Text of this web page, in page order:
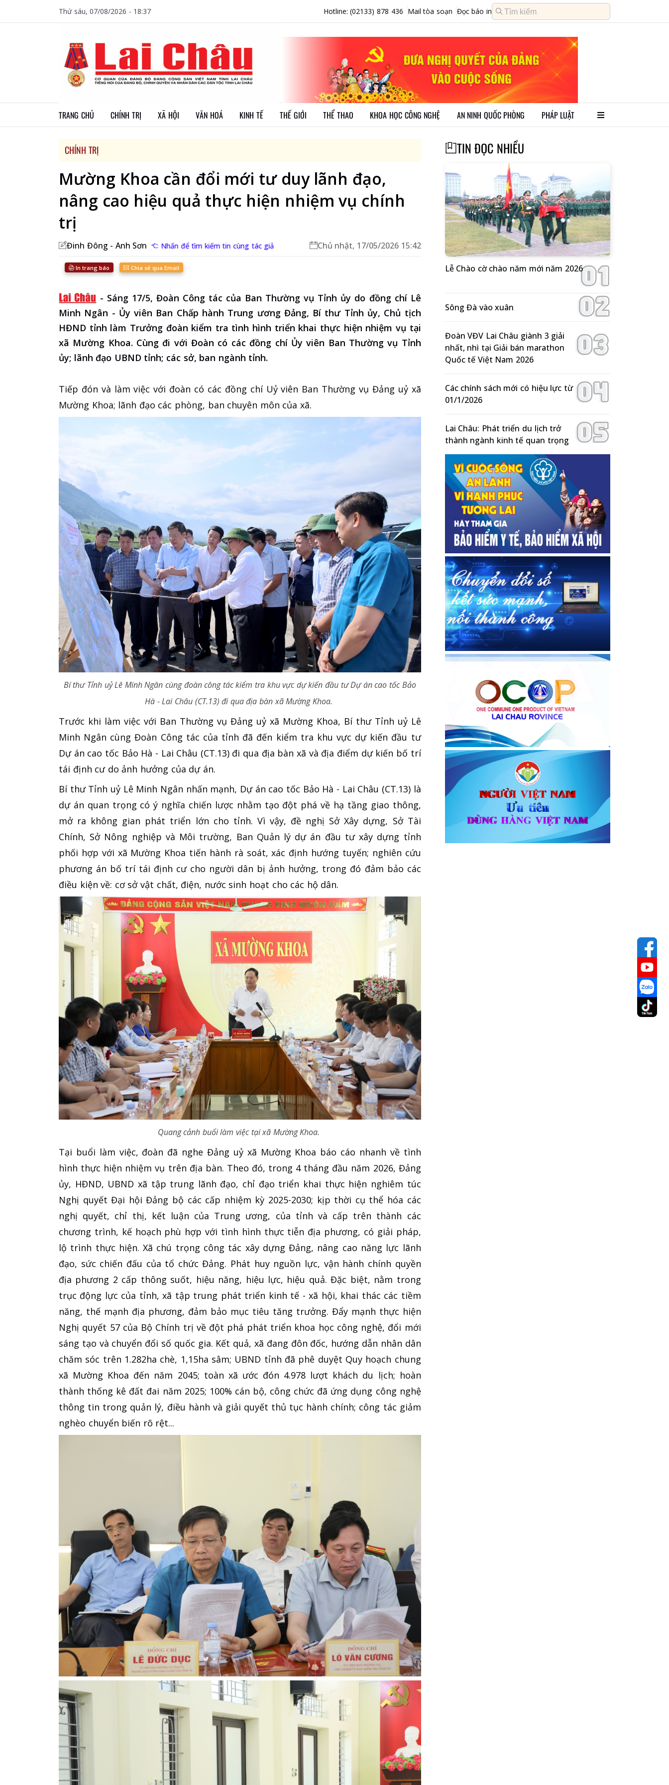
Thứ sáu, 07/08/2026 - 18:37 Hotline: (02133) 878 436 Mail tòa soạn Đọc báo in
TRANG CHỦ CHÍNH TRỊ XÃ HỘI VĂN HOÁ KINH TẾ THẾ GIỚI THỂ THAO KHOA HỌC CÔNG NGHỆ AN NINH QUỐC PHÒNG PHÁP LUẬT
CHÍNH TRỊ
Mường Khoa cần đổi mới tư duy lãnh đạo,
nâng cao hiệu quả thực hiện nhiệm vụ chính
trị
Đinh Đông - Anh Sơn Nhấn để tìm kiếm tin cùng tác giả Chủ nhật, 17/05/2026 15:42
In trang báo Chia sẻ qua Email
- Sáng 17/5, Đoàn Công tác của Ban Thường vụ Tỉnh ủy do đồng chí Lê
Minh Ngân - Ủy viên Ban Chấp hành Trung ương Đảng, Bí thư Tỉnh ủy, Chủ tịch
HĐND tỉnh làm Trưởng đoàn kiểm tra tình hình triển khai thực hiện nhiệm vụ tại
xã Mường Khoa. Cùng đi với Đoàn có các đồng chí Ủy viên Ban Thường vụ Tỉnh
ủy; lãnh đạo UBND tỉnh; các sở, ban ngành tỉnh.
Tiếp đón và làm việc với đoàn có các đồng chí Uỷ viên Ban Thường vụ Đảng uỷ xã
Mường Khoa; lãnh đạo các phòng, ban chuyên môn của xã.
Bí thư Tỉnh uỷ Lê Minh Ngân cùng đoàn công tác kiểm tra khu vực dự kiến đầu tư Dự án cao tốc Bảo
Hà - Lai Châu (CT.13) đi qua địa bàn xã Mường Khoa.
Trước khi làm việc với Ban Thường vụ Đảng uỷ xã Mường Khoa, Bí thư Tỉnh uỷ Lê
Minh Ngân cùng Đoàn Công tác của tỉnh đã đến kiểm tra khu vực dự kiến đầu tư
Dự án cao tốc Bảo Hà - Lai Châu (CT.13) đi qua địa bàn xã và địa điểm dự kiến bố trí
tái định cư do ảnh hưởng của dự án.
Bí thư Tỉnh uỷ Lê Minh Ngân nhấn mạnh, Dự án cao tốc Bảo Hà - Lai Châu (CT.13) là
dự án quan trọng có ý nghĩa chiến lược nhằm tạo đột phá về hạ tầng giao thông,
mở ra không gian phát triển lớn cho tỉnh. Vì vậy, đề nghị Sở Xây dựng, Sở Tài
Chính, Sở Nông nghiệp và Môi trường, Ban Quản lý dự án đầu tư xây dựng tỉnh
phối hợp với xã Mường Khoa tiến hành rà soát, xác định hướng tuyến; nghiên cứu
phương án bố trí tái định cư cho người dân bị ảnh hưởng, trong đó đảm bảo các
điều kiện về: cơ sở vật chất, điện, nước sinh hoạt cho các hộ dân.
Quang cảnh buổi làm việc tại xã Mường Khoa.
Tại buổi làm việc, đoàn đã nghe Đảng uỷ xã Mường Khoa báo cáo nhanh về tình
hình thực hiện nhiệm vụ trên địa bàn. Theo đó, trong 4 tháng đầu năm 2026, Đảng
ủy, HĐND, UBND xã tập trung lãnh đạo, chỉ đạo triển khai thực hiện nghiêm túc
Nghị quyết Đại hội Đảng bộ các cấp nhiệm kỳ 2025-2030; kịp thời cụ thể hóa các
nghị quyết, chỉ thị, kết luận của Trung ương, của tỉnh và cấp trên thành các
chương trình, kế hoạch phù hợp với tình hình thực tiễn địa phương, có giải pháp,
lộ trình thực hiện. Xã chú trọng công tác xây dựng Đảng, nâng cao năng lực lãnh
đạo, sức chiến đấu của tổ chức Đảng. Phát huy nguồn lực, vận hành chính quyền
địa phương 2 cấp thông suốt, hiệu năng, hiệu lực, hiệu quả. Đặc biệt, nằm trong
trục động lực của tỉnh, xã tập trung phát triển kinh tế - xã hội, khai thác các tiềm
năng, thế mạnh địa phương, đảm bảo mục tiêu tăng trưởng. Đẩy mạnh thực hiện
Nghị quyết 57 của Bộ Chính trị về đột phá phát triển khoa học công nghệ, đổi mới
sáng tạo và chuyển đổi số quốc gia. Kết quả, xã đang đôn đốc, hướng dẫn nhân dân
chăm sóc trên 1.282ha chè, 1,15ha sâm; UBND tỉnh đã phê duyệt Quy hoạch chung
xã Mường Khoa đến năm 2045; toàn xã ước đón 4.978 lượt khách du lịch; hoàn
thành thống kê đất đai năm 2025; 100% cán bộ, công chức đã ứng dụng công nghệ
thông tin trong quản lý, điều hành và giải quyết thủ tục hành chính; công tác giảm
nghèo chuyển biến rõ rệt...
TIN ĐỌC NHIỀU
Lễ Chào cờ chào năm mới năm 2026
Sông Đà vào xuân
Đoàn VĐV Lai Châu giành 3 giải
nhất, nhì tại Giải bán marathon
Quốc tế Việt Nam 2026
Các chính sách mới có hiệu lực từ
01/1/2026
Lai Châu: Phát triển du lịch trở
thành ngành kinh tế quan trọng